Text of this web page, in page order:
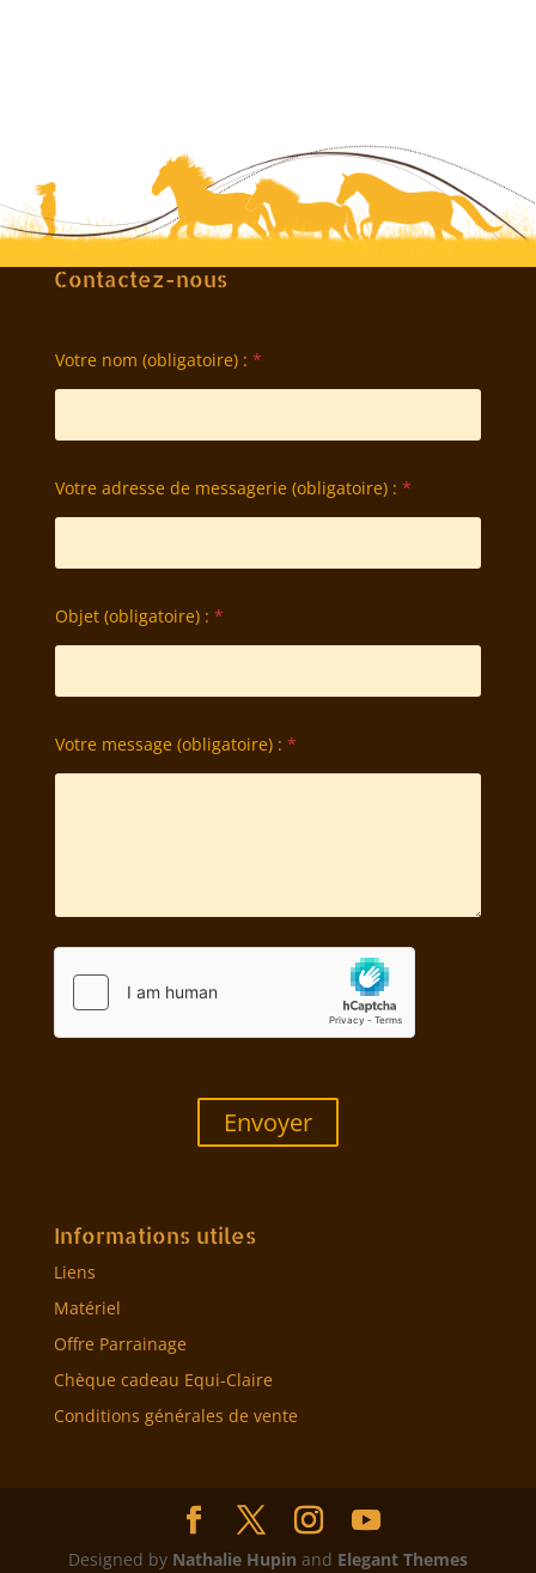
Contactez-nous
Votre nom (obligatoire) : *
Votre adresse de messagerie (obligatoire) : *
Objet (obligatoire) : *
Votre message (obligatoire) : *
Envoyer
Informations utiles
Liens
Matériel
Offre Parrainage
Chèque cadeau Equi-Claire
Conditions générales de vente
Designed by Nathalie Hupin and Elegant Themes